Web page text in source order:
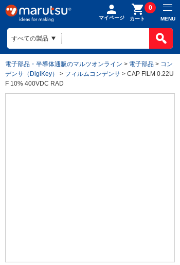
マイページ カート
0
MENU
電子部品・半導体通販のマルツオンライン > 電子部品 > コン
デンサ（DigiKey）
> フィルムコンデンサ > CAP FILM 0.22U
F 10% 400VDC RAD